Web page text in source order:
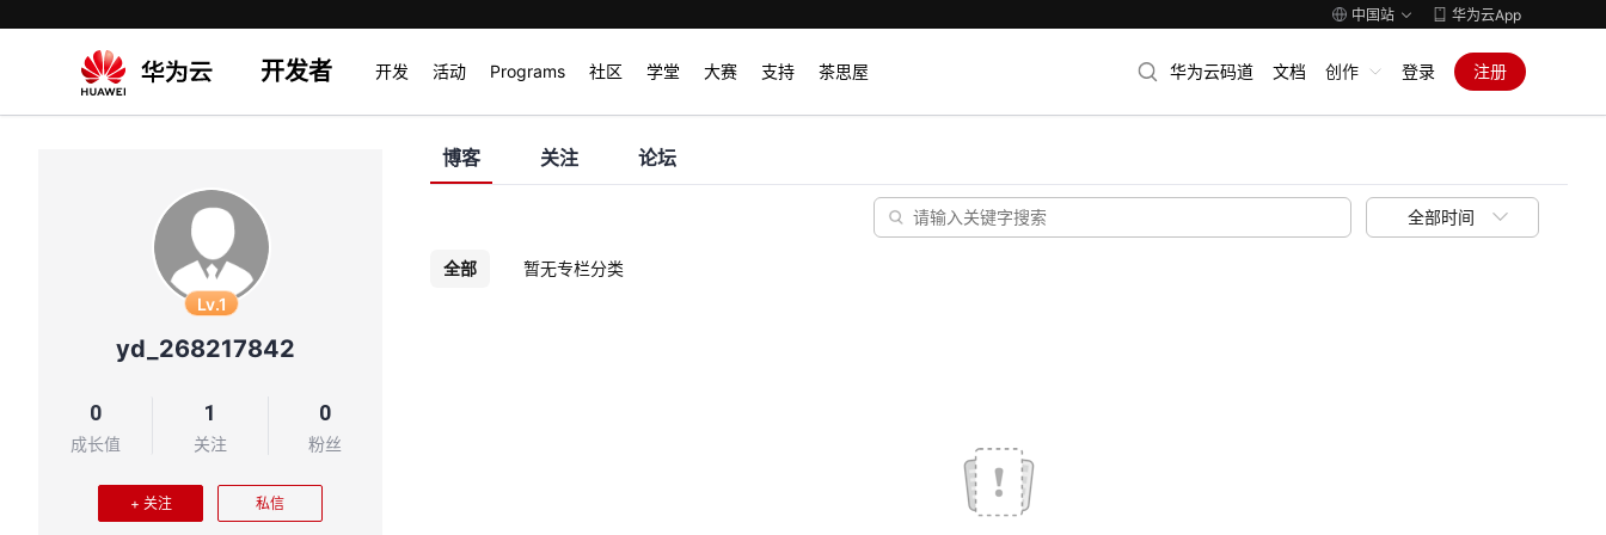
中国站 华为云App
开发者 开发 活动 Programs 社区 学堂 大赛 支持 茶思屋 华为云码道 文档 创作 登录 注册
Lv.1
yd_268217842
0
成长值
1
关注
0
粉丝
+ 关注 私信
博客 关注 论坛
全部时间
全部 暂无专栏分类